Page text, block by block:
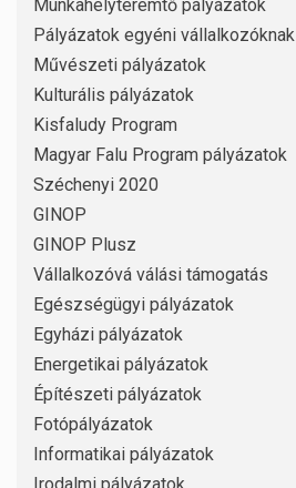
Munkahelyteremtő pályázatok
Pályázatok egyéni vállalkozóknak
Művészeti pályázatok
Kulturális pályázatok
Kisfaludy Program
Magyar Falu Program pályázatok
Széchenyi 2020
GINOP
GINOP Plusz
Vállalkozóvá válási támogatás
Egészségügyi pályázatok
Egyházi pályázatok
Energetikai pályázatok
Építészeti pályázatok
Fotópályázatok
Informatikai pályázatok